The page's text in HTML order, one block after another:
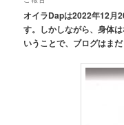
オイラDapは2022年12月
す。しかしながら、身体
いうことで、ブログはまだ